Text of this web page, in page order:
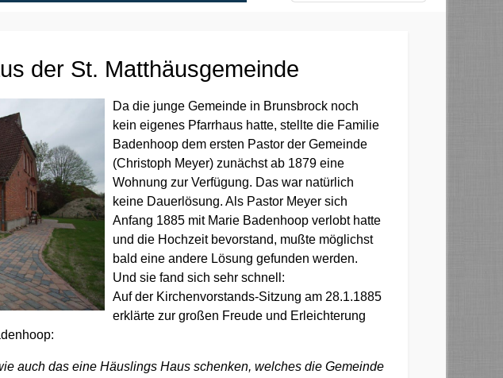
der St. Matthäusgemeinde
Da die junge Gemeinde in Brunsbrock noch
kein eigenes Pfarrhaus hatte, stellte die Familie
Badenhoop dem ersten Pastor der Gemeinde
(Christoph Meyer) zunächst ab 1879 eine
Wohnung zur Verfügung. Das war natürlich
keine Dauerlösung. Als Pastor Meyer sich
Anfang 1885 mit Marie Badenhoop verlobt hatte
und die Hochzeit bevorstand, mußte möglichst
bald eine andere Lösung gefunden werden.
Und sie fand sich sehr schnell:
Auf der Kirchenvorstands-Sitzung am 28.1.1885
erklärte zur großen Freude und Erleichterung
auch das eine Häuslings Haus schenken, welches die Gemeinde